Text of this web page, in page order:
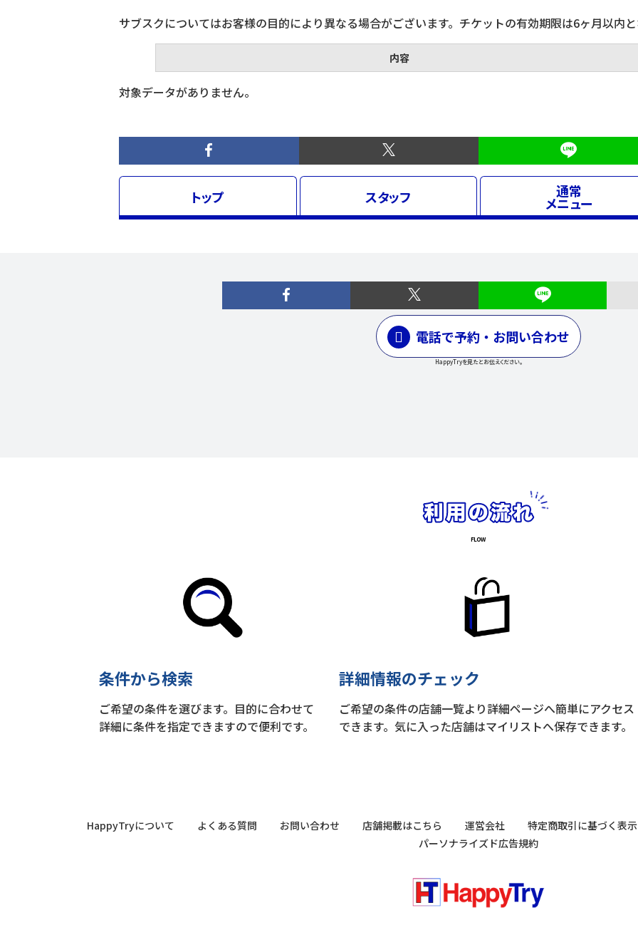
サブスクについてはお客様の目的により異なる場合がございます。チケットの有効期限は6ヶ月以内
内容
対象データがありません。
トップ スタッフ 通常
メニュー
電話で予約・お問い合わせ
HappyTryを見たとお伝えください。
条件から検索
ご希望の条件を選びます。目的に合わせて
詳細に条件を指定できますので便利です。
詳細情報のチェック
ご希望の条件の店舗一覧より詳細ページへ簡単にアクセス
できます。気に入った店舗はマイリストへ保存できます。
HappyTryについて よくある質問 お問い合わせ 店舗掲載はこちら 運営会社
特定商取引に基づく表示
パーソナライズド広告規約